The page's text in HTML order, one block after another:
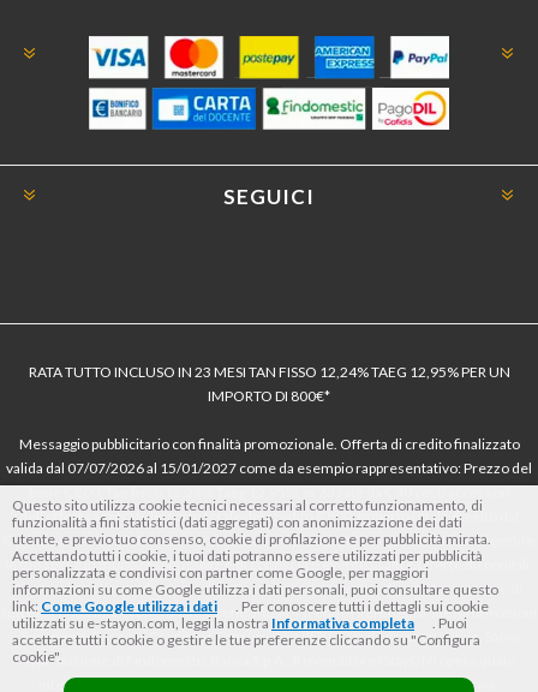
SEGUICI
RATA TUTTO INCLUSO IN 23 MESI TAN FISSO 12,24% TAEG 12,95% PER UN
IMPORTO DI 800€*
Messaggio pubblicitario con finalità promozionale. Offerta di credito finalizzato
valida dal 07/07/2026 al 15/01/2027 come da esempio rappresentativo: Prezzo del
dell’offerta azzerati. Importo totale del credito € 800. Importo totale dovuto dal
Consumatore € 920. Decorrenza media della prima rata a 90 giorni. Al fine di gestire
le tue spese in modo responsabile e di conoscere eventuali altre offerte disponibili,
Findomestic ti ricorda, prima di sottoscrivere il contratto, di prendere visione di
tutte le condizioni economiche e contrattuali, facendo riferimento alle Informazioni
Europee di Base sul Credito ai Consumatori (IEBCC) nel percorso online. Salvo
approvazione di Findomestic Banca S.p.A.. Il rivenditore (StayON) opera quale
intermediario del credito per Findomestic Banca S.p.A., non in esclusiva.
Questo sito utilizza cookie tecnici necessari al corretto funzionamento, di
funzionalità a fini statistici (dati aggregati) con anonimizzazione dei dati
utente, e previo tuo consenso, cookie di profilazione e per pubblicità mirata.
Accettando tutti i cookie, i tuoi dati potranno essere utilizzati per pubblicità
personalizzata e condivisi con partner come Google, per maggiori
informazioni su come Google utilizza i dati personali, puoi consultare questo
link: Come Google utilizza i dati
. Per conoscere tutti i dettagli sui cookie
utilizzati su e-stayon.com, leggi la nostra Informativa completa
. Puoi
accettare tutti i cookie o gestire le tue preferenze cliccando su "Configura
cookie".